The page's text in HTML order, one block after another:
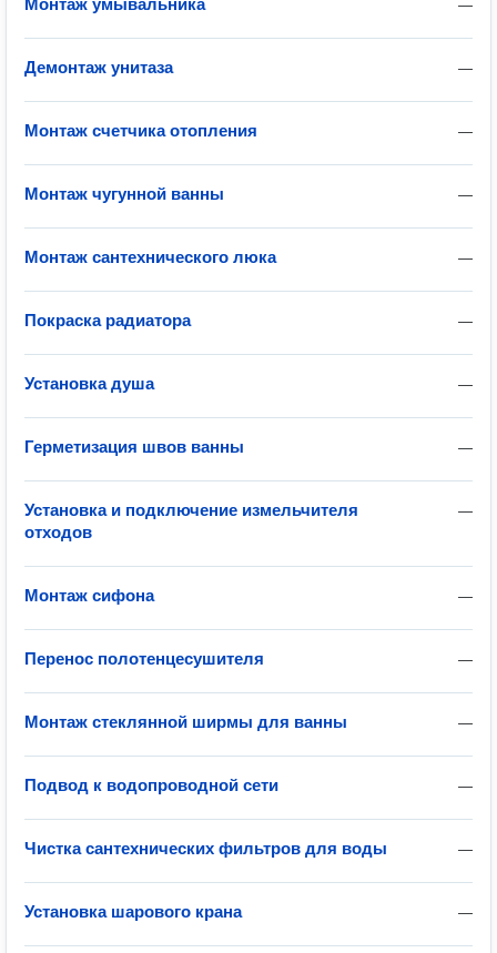
—
Монтаж умывальника
—
Демонтаж унитаза
—
Монтаж счетчика отопления
—
Монтаж чугунной ванны
—
Монтаж сантехнического люка
—
Покраска радиатора
—
Установка душа
—
Герметизация швов ванны
—
Установка и подключение измельчителя
отходов
—
Монтаж сифона
—
Перенос полотенцесушителя
—
Монтаж стеклянной ширмы для ванны
—
Подвод к водопроводной сети
—
Чистка сантехнических фильтров для воды
—
Установка шарового крана